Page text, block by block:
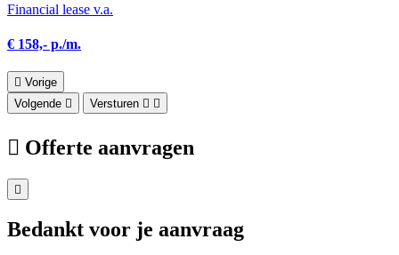
Financial lease v.a.
€ 158,- p./m.
Vorige
Volgende
Versturen
Offerte aanvragen
Bedankt voor je aanvraag